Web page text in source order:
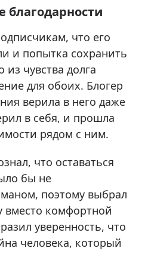
благодарности
что его
и попытка сохранить
чувства долга
для обоих. Блогер
верила в него даже
в себя, и прошла
рядом с ним.
что оставаться
бы не
поэтому выбрал
вместо комфортной
уверенность, что
человека, который